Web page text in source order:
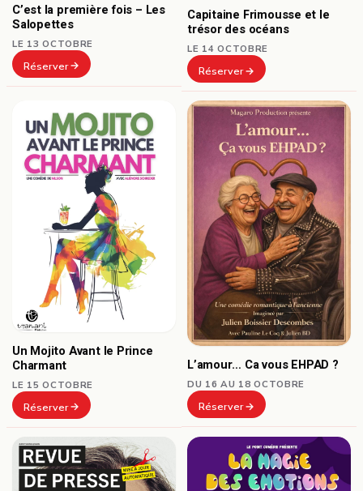
C’est la première fois – Les
Salopettes
LE 13 OCTOBRE
Réserver
Capitaine Frimousse et le
trésor des océans
LE 14 OCTOBRE
Réserver
Un Mojito Avant le Prince
Charmant
LE 15 OCTOBRE
Réserver
L’amour… Ca vous EHPAD ?
DU 16 AU 18 OCTOBRE
Réserver